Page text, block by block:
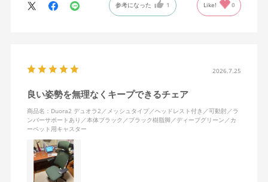
参考になった 1 Like! 0
2026.7.25
良い姿勢を無理なくキープできるチェア
商品名：Duora2 デュオラ2／メッシュタイプ／ヘッドレスト付き／可動肘／ラ
ンバーサポートあり／本体ブラック／ブラック樹脂脚／ディープグリーン／カ
ーペット用キャスター